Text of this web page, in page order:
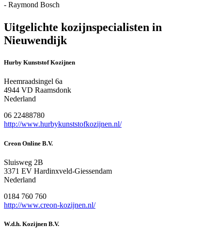
- Raymond Bosch
Uitgelichte kozijnspecialisten in
Nieuwendijk
Hurby Kunststof Kozijnen
Heemraadsingel 6a
4944 VD Raamsdonk
Nederland
06 22488780
http://www.hurbykunststofkozijnen.nl/
Creon Online B.V.
Sluisweg 2B
3371 EV Hardinxveld-Giessendam
Nederland
0184 760 760
http://www.creon-kozijnen.nl/
W.d.h. Kozijnen B.V.